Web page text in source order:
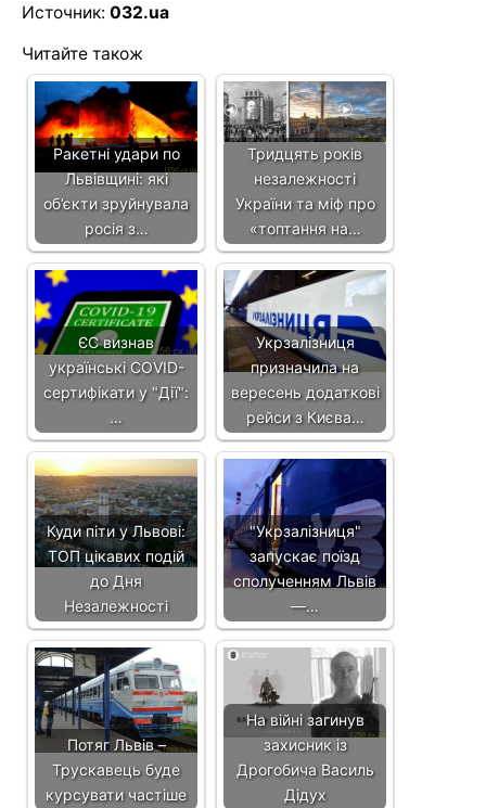
Источник: 032.ua
Читайте також
Ракетні удари по
Львівщині: які
об’єкти зруйнувала
росія з…
Тридцять років
незалежності
України та міф про
«топтання на…
ЄС визнав
українські COVID-
сертифікати у "Дії":
…
Укрзалізниця
призначила на
вересень додаткові
рейси з Києва…
Куди піти у Львові:
ТОП цікавих подій
до Дня
Незалежності
"Укрзалізниця"
запускає поїзд
сполученням Львів
—…
Потяг Львів –
Трускавець буде
курсувати частіше
На війні загинув
захисник із
Дрогобича Василь
Дідух